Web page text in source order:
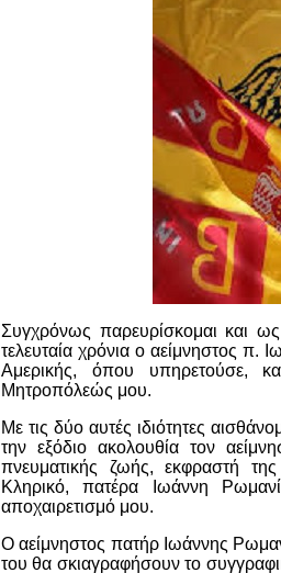
Συγχρόνως παρευρίσκομαι και
τελευταία χρόνια ο αείμνηστος π.
Αμερικής, όπου υπηρετούσε,
Μητροπόλεώς μου.
Με τις δύο αυτές ιδιότητες
την εξόδιο ακολουθία τον
πνευματικής ζωής, εκφραστή
Κληρικό, πατέρα Ιωάννη
αποχαιρετισμό μου.
Ο αείμνηστος πατήρ Ιωάννης
του θα σκιαγραφήσουν το